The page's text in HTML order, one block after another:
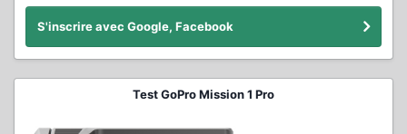
S'inscrire avec Google, Facebook
Test GoPro Mission 1 Pro